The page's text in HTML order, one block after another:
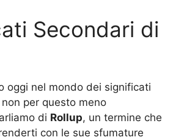
Secondari di
oggi nel mondo dei significati
per questo meno
di Rollup, un termine che
con le sue sfumature